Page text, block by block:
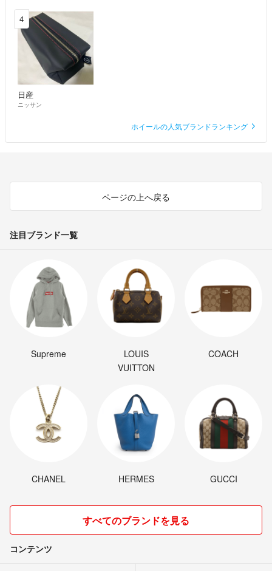
4
日産
ニッサン
ホイールの人気ブランドランキング
ページの上へ戻る
注目ブランド一覧
Supreme
LOUIS
VUITTON
COACH
CHANEL HERMES GUCCI
すべてのブランドを見る
コンテンツ